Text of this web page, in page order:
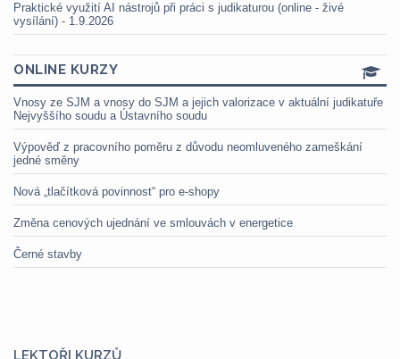
Praktické využití AI nástrojů při práci s judikaturou (online - živé
vysílání) - 1.9.2026
ONLINE KURZY
Vnosy ze SJM a vnosy do SJM a jejich valorizace v aktuální judikatuře
Nejvyššího soudu a Ústavního soudu
Výpověď z pracovního poměru z důvodu neomluveného zameškání
jedné směny
Nová „tlačítková povinnost“ pro e-shopy
Změna cenových ujednání ve smlouvách v energetice
Černé stavby
LEKTOŘI KURZŮ